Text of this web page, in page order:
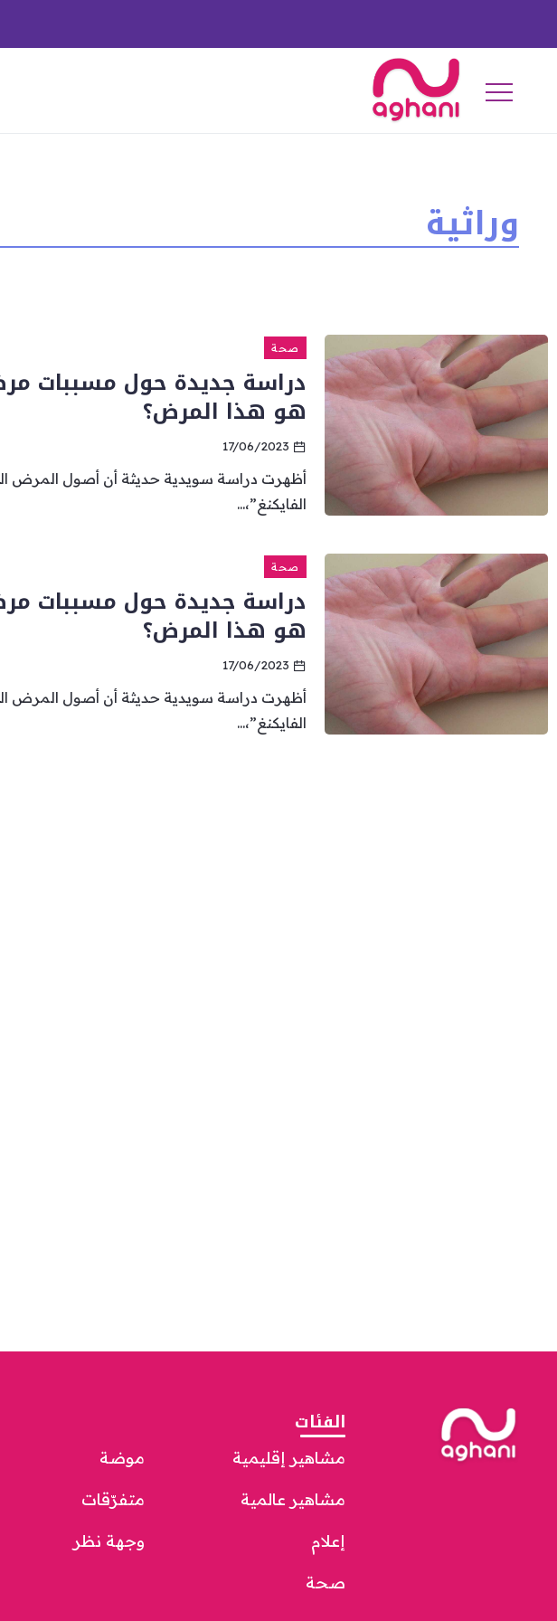
وراثية
صحة
دراسة جديدة حول مسببات
هو هذا المرض؟
17/06/2023
أظهرت دراسة سويدية حديثة أن أصول
الفايكنغ”،...
صحة
دراسة جديدة حول مسببات
هو هذا المرض؟
17/06/2023
أظهرت دراسة سويدية حديثة أن أصول
الفايكنغ”،...
الفئات
مشاهير إقليمية
مشاهير عالمية
إعلام
صحة
موضة
متفرّقات
وجهة نظر